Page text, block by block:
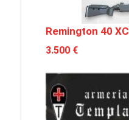
Remington 40 XC
3.500 €